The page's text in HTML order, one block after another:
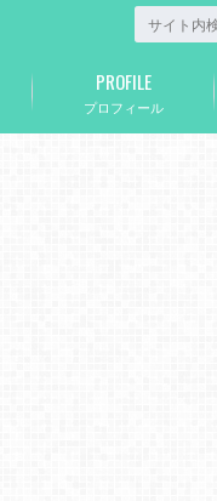
プロフィール
PROFILE